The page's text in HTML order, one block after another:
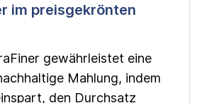
im preisgekrönten
gewährleistet eine
Mahlung, indem
den Durchsatz